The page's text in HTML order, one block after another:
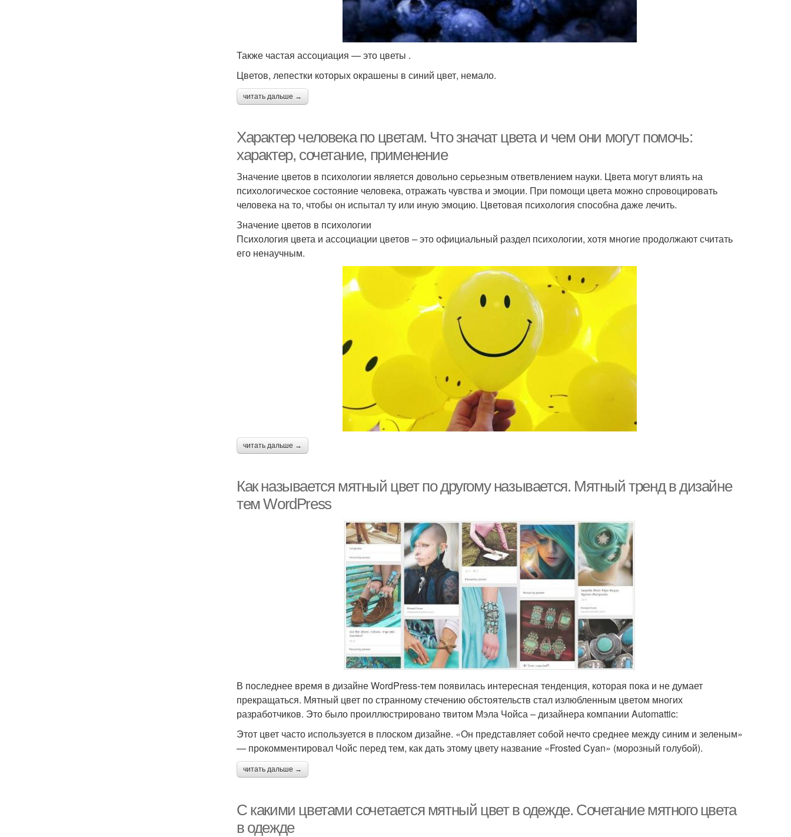
Также частая ассоциация — это цветы .
Цветов, лепестки которых окрашены в синий цвет, немало.
читать дальше →
Характер человека по цветам. Что значат цвета и чем они могут помочь:
характер, сочетание, применение
Значение цветов в психологии является довольно серьезным ответвлением науки. Цвета могут влиять на
психологическое состояние человека, отражать чувства и эмоции. При помощи цвета можно спровоцировать
человека на то, чтобы он испытал ту или иную эмоцию. Цветовая психология способна даже лечить.
Значение цветов в психологии
Психология цвета и ассоциации цветов – это официальный раздел психологии, хотя многие продолжают считать
его ненаучным.
читать дальше →
Как называется мятный цвет по другому называется. Мятный тренд в дизайне
тем WordPress
В последнее время в дизайне WordPress-тем появилась интересная тенденция, которая пока и не думает
прекращаться. Мятный цвет по странному стечению обстоятельств стал излюбленным цветом многих
разработчиков. Это было проиллюстрировано твитом Мэла Чойса – дизайнера компании Automattic:
Этот цвет часто используется в плоском дизайне. «Он представляет собой нечто среднее между синим и зеленым»
— прокомментировал Чойс перед тем, как дать этому цвету название «Frosted Cyan» (морозный голубой).
читать дальше →
С какими цветами сочетается мятный цвет в одежде. Сочетание мятного цвета
в одежде